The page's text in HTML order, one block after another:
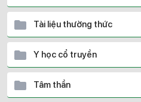
Tài liệu thường thức
Y học cổ truyền
Tâm thần